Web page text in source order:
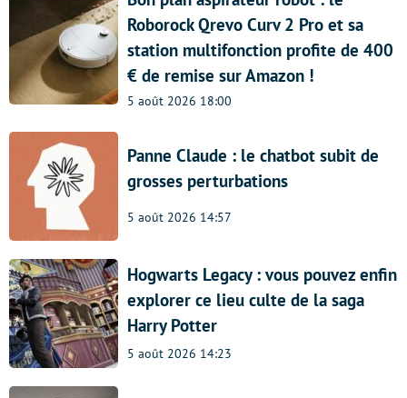
Roborock Qrevo Curv 2 Pro et sa
station multifonction profite de 400
€ de remise sur Amazon !
5 août 2026 18:00
Panne Claude : le chatbot subit de
grosses perturbations
5 août 2026 14:57
Hogwarts Legacy : vous pouvez enfin
explorer ce lieu culte de la saga
Harry Potter
5 août 2026 14:23